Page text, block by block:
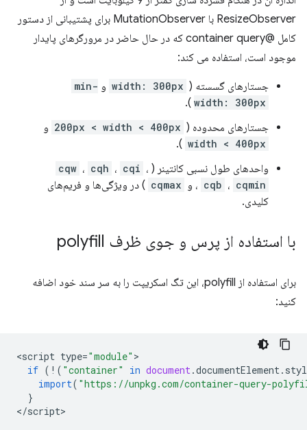
ResizeObserver با MutationObserver برای پشتیبانی از دستور
کامل @container query که در حال حاضر در مرورگرهای پایدار
موجود است، استفاده می کند:
جستارهای گسسته ( width: 300px و min-
width: 300px
).
جستارهای محدوده ( 200px < width < 400px و
width < 400px
).
واحدهای طول نسبی کانتینر (
cqw ، cqh ، cqi ،
cqb ، cqmin ، و cqmax ) در ویژگی‌ها و فریم‌های
کلیدی.
با استفاده از پرس و جوی ظرف polyfill
برای استفاده از polyfill، این تگ اسکریپت را به سر سند خود اضافه
کنید:
<script type="module"
if ( ! ( "container" in document.documentElement.
import( "https://unpkg.com/container-query-
}
</script